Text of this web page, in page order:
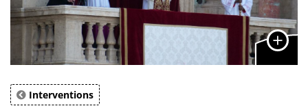
Interventions